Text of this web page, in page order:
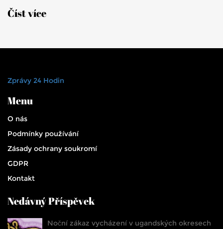
Číst více
Zprávy 24 Hodin
Menu
O nás
Podmínky používání
Zásady ochrany soukromí
GDPR
Kontakt
Nedávný Příspěvek
Noční zákaz vycházení v ugandských okresech